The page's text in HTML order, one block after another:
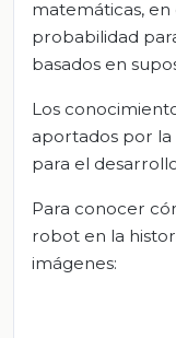
matemáticas, en
probabilidad
basados en
Los
aportados por la
para el
Para conocer
robot en la
imágenes: